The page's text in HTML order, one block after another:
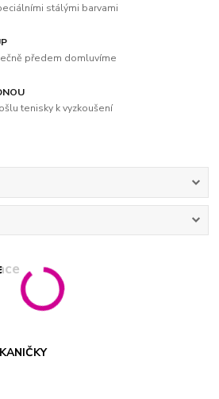
stálými barvami
předem domluvíme
tenisky k vyzkoušení